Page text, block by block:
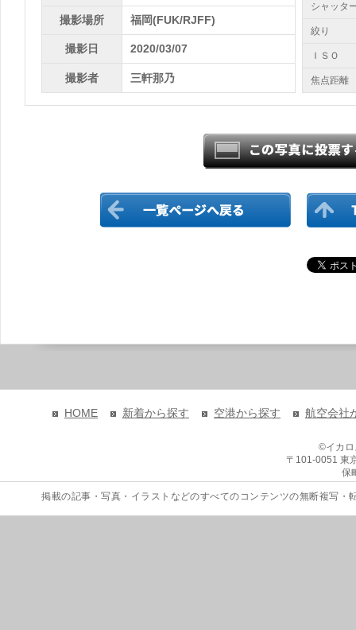
撮影場所 福岡(FUK/RJFF)
撮影日 2020/03/07
撮影者 三軒那乃
シャッタ
絞り
ＩＳＯ
焦点距離
HOME 新着から探す 空港から探す 航空会社
©イカ
〒101-0051 東
保
掲載の記事・写真・イラストなどのすべてのコンテンツの無断複